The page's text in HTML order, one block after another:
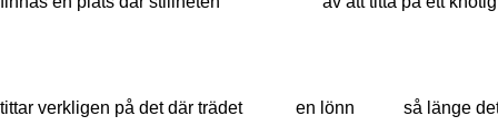
tittar verkligen på det där trädet en lönn så länge